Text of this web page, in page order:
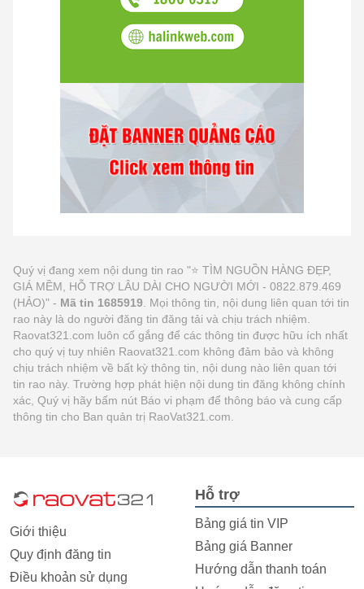
Quý vị đang xem nội dung tin rao "⭐ TÌM NGUỒN HÀNG ĐẸP,
GIÁ MỀM, HỖ TRỢ LÂU DÀI CHO NGƯỜI MỚI - 0822.879.469
(HẢO)" - Mã tin 1685919 . Mọi thông tin, nội dung liên quan tới tin
rao này là do người đăng tin đăng tải và chịu trách nhiệm.
Raovat321.com luôn cố gắng để các thông tin được hữu ích nhất
cho quý vị tuy nhiên Raovat321.com không đảm bảo và không
chịu trách nhiệm về bất kỳ thông tin, nội dung nào liên quan tới
tin rao này. Trường hợp phát hiện nội dung tin đăng không chính
xác, Quý vị hãy bấm nút Báo vi phạm để thông báo và cung cấp
thông tin cho Ban quản trị RaoVat321.com.
Giới thiệu
Quy định đăng tin
Điều khoản sử dụng
Hỗ trợ
Bảng giá tin VIP
Bảng giá Banner
Hướng dẫn thanh toán